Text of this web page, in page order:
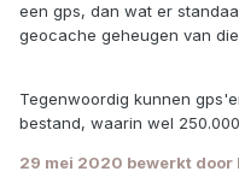
een gps, dan wat er
geocache geheugen van
Tegenwoordig kunnen
bestand, waarin wel
29 mei 2020 bewerkt door